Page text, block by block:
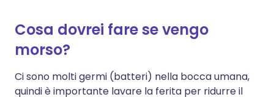
Cosa dovrei fare se vengo
morso?
Ci sono molti germi (batteri) nella bocca umana,
quindi è importante lavare la ferita per ridurre il